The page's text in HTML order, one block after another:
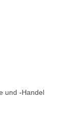
und -Handel